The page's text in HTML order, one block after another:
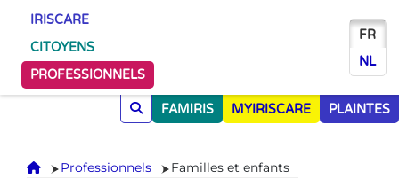
IRISCARE
CITOYENS
PROFESSIONNELS
FR
NL
FAMIRIS MYIRISCARE PLAINTES
AccueilProfessionnels
Familles et enfants